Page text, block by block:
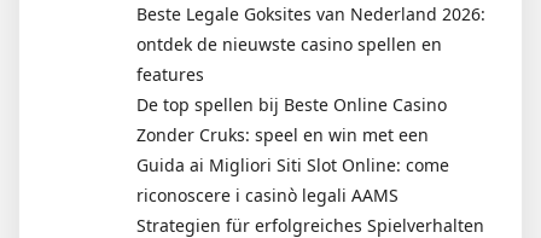
Beste Legale Goksites van Nederland 2026:
ontdek de nieuwste casino spellen en
features
De top spellen bij Beste Online Casino
Zonder Cruks: speel en win met een
Guida ai Migliori Siti Slot Online: come
riconoscere i casinò legali AAMS
Strategien für erfolgreiches Spielverhalten